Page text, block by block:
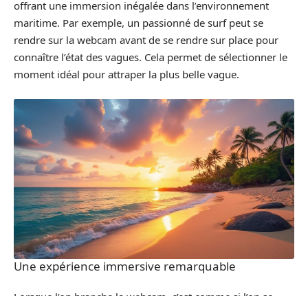
offrant une immersion inégalée dans l’environnement
maritime. Par exemple, un passionné de surf peut se
rendre sur la webcam avant de se rendre sur place pour
connaître l’état des vagues. Cela permet de sélectionner le
moment idéal pour attraper la plus belle vague.
Une expérience immersive remarquable